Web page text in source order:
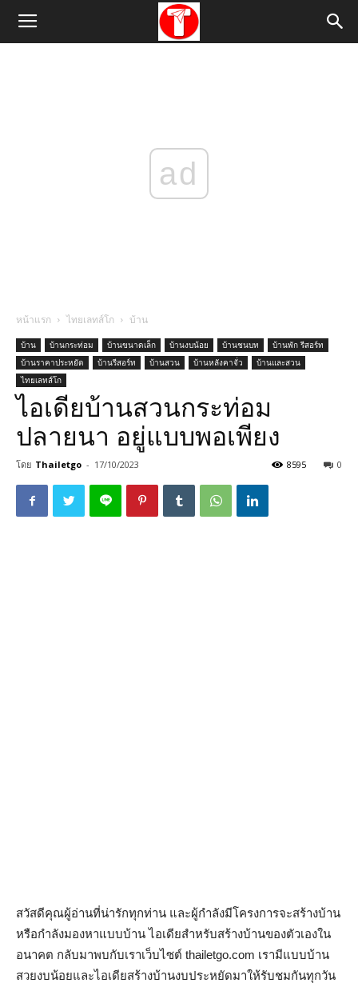
ad
หน้าแรก ไทยเลทส์โก บ้าน
บ้าน บ้านกระท่อม บ้านขนาดเล็ก บ้านงบน้อย บ้านชนบท
บ้านพัก รีสอร์ท
บ้านราคาประหยัด
บ้านรีสอร์ท บ้านสวน บ้านหลังคาจั่ว
บ้านและสวน
ไทยเลทส์โก
ไอเดียบ้านสวนกระท่อม
ปลายนา อยู่แบบพอเพียง
โดย Thailetgo - 17/10/2023 0
8595
สวัสดีคุณผู้อ่านที่น่ารักทุกท่าน และผู้กำลังมีโครงการจะสร้างบ้าน
หรือกำลังมองหาแบบบ้าน ไอเดียสำหรับสร้างบ้านของตัวเองใน
อนาคต กลับมาพบกับเราเว็บไซต์ thailetgo.com เรามีแบบบ้าน
สวยงบน้อยและไอเดียสร้างบ้านงบประหยัดมาให้รับชมกันทุกวัน